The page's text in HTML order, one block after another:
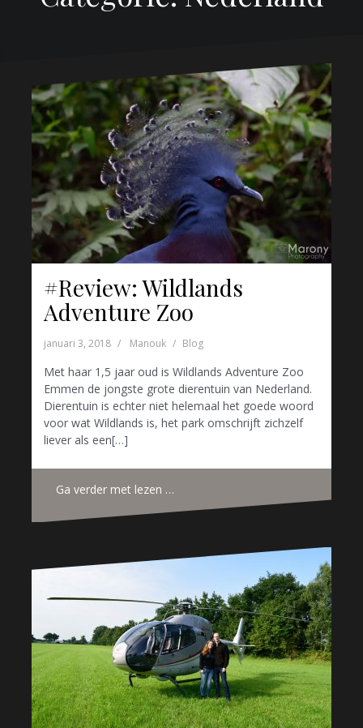
#Review: Wildlands
Adventure Zoo
januari 3, 2018 Manouk Blog
Met haar 1,5 jaar oud is Wildlands Adventure Zoo
Emmen de jongste grote dierentuin van Nederland.
Dierentuin is echter niet helemaal het goede woord
voor wat Wildlands is, het park omschrijft zichzelf
liever als een[…]
Ga verder met lezen …